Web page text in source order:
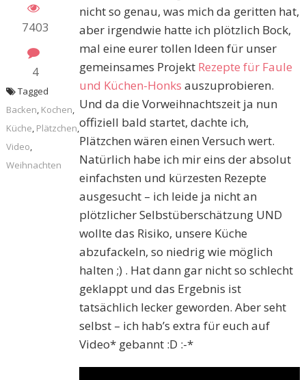
7403
4
nicht so genau, was mich da geritten hat,
aber irgendwie hatte ich plötzlich Bock,
mal eine eurer tollen Ideen für unser
gemeinsames Projekt Rezepte für Faule
und Küchen-Honks auszuprobieren.
Und da die Vorweihnachtszeit ja nun
offiziell bald startet, dachte ich,
Plätzchen wären einen Versuch wert.
Natürlich habe ich mir eins der absolut
einfachsten und kürzesten Rezepte
ausgesucht – ich leide ja nicht an
plötzlicher Selbstüberschätzung UND
wollte das Risiko, unsere Küche
abzufackeln, so niedrig wie möglich
halten ;) . Hat dann gar nicht so schlecht
geklappt und das Ergebnis ist
tatsächlich lecker geworden. Aber seht
selbst – ich hab’s extra für euch auf
Video* gebannt :D :-*
Tagged
Backen, Kochen,
Küche, Plätzchen,
Video,
Weihnachten